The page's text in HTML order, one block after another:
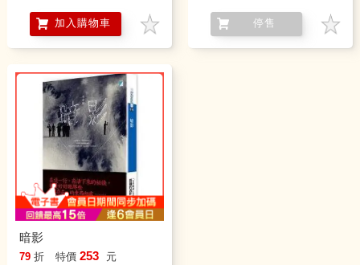
加入購物車 停售
暗影
79 折 特價 253 元